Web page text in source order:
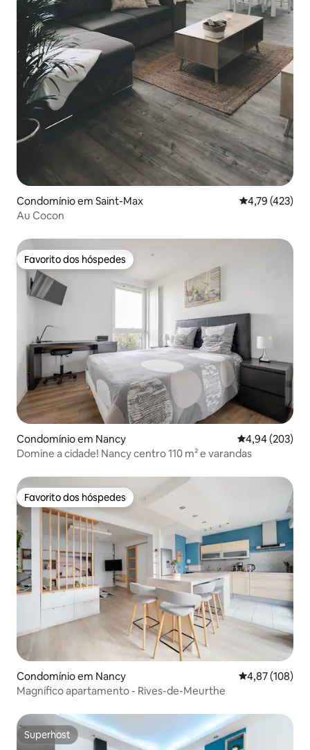
Condomínio em Saint-Max Classificação
4,79 (423)
Au Cocon
Favorito dos hóspedes
Favorito dos hóspedes
Condomínio em Nancy Classificação
4,94 (203)
Domine a cidade! Nancy centro 110 m² e varandas
Favorito dos hóspedes
Favorito dos hóspedes
Condomínio em Nancy Classificação
4,87 (108)
Magnífico apartamento - Rives-de-Meurthe
Superhost
Superhost